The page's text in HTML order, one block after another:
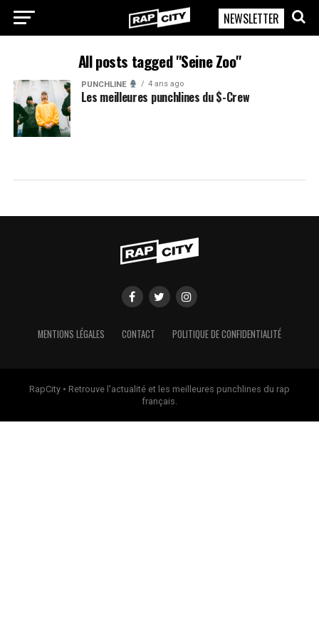
RapCity
NEWSLETTER
All posts tagged "Seine Zoo"
PUNCHLINE 4 ans ago
Les meilleures punchlines du $-Crew
MENTIONS LÉGALES CONTACT POLITIQUE DE CONFIDENTIALITÉ
RapCity • Retrouve l'actualité et les meilleures punchlines du rap
français.